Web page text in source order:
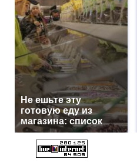
Не ешьте эту
готовую еду из
магазина: список